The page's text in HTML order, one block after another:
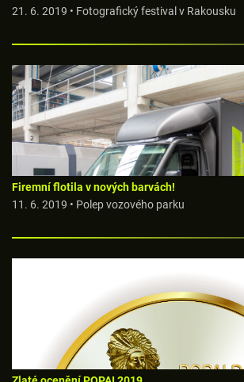
21. 6. 2019 • Fotografický festival v Rakousku
Firemní flotila v nových barvách!
11. 6. 2019 • Polep vozového parku